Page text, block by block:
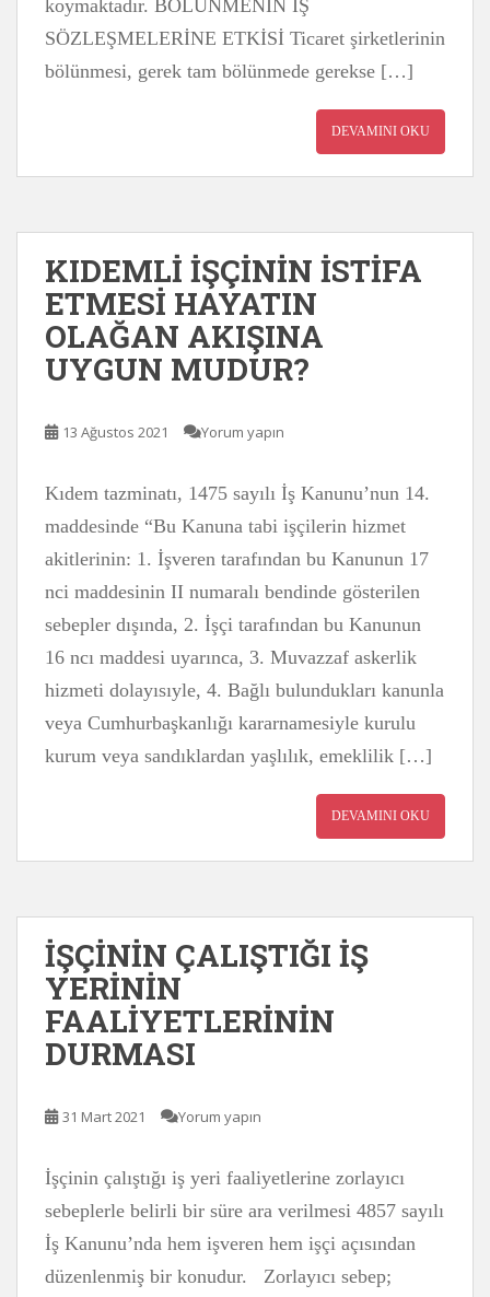
koymaktadır. BÖLÜNMENİN İŞ
SÖZLEŞMELERİNE ETKİSİ Ticaret şirketlerinin
bölünmesi, gerek tam bölünmede gerekse […]
DEVAMINI OKU
KIDEMLİ İŞÇİNİN İSTİFA
ETMESİ HAYATIN
OLAĞAN AKIŞINA
UYGUN MUDUR?
13 Ağustos 2021 Yorum yapın
Kıdem tazminatı, 1475 sayılı İş Kanunu’nun 14.
maddesinde “Bu Kanuna tabi işçilerin hizmet
akitlerinin: 1. İşveren tarafından bu Kanunun 17
nci maddesinin II numaralı bendinde gösterilen
sebepler dışında, 2. İşçi tarafından bu Kanunun
16 ncı maddesi uyarınca, 3. Muvazzaf askerlik
hizmeti dolayısıyle, 4. Bağlı bulundukları kanunla
veya Cumhurbaşkanlığı kararnamesiyle kurulu
kurum veya sandıklardan yaşlılık, emeklilik […]
DEVAMINI OKU
İŞÇİNİN ÇALIŞTIĞI İŞ
YERİNİN
FAALİYETLERİNİN
DURMASI
31 Mart 2021 Yorum yapın
İşçinin çalıştığı iş yeri faaliyetlerine zorlayıcı
sebeplerle belirli bir süre ara verilmesi 4857 sayılı
İş Kanunu’nda hem işveren hem işçi açısından
düzenlenmiş bir konudur. Zorlayıcı sebep;